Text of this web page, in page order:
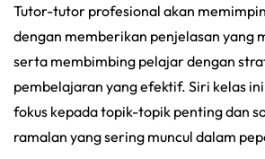
Tutor-tutor profesional akan
dengan memberikan penjelasan yang
serta membimbing pelajar dengan
pembelajaran yang efektif. Siri kelas
fokus kepada topik-topik penting dan
ramalan yang sering muncul dalam